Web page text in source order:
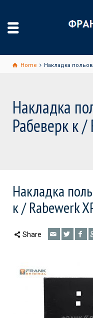
Home Накладка
Накладка
Рабеверк к /
Накладка
к / Rabewerk
Share